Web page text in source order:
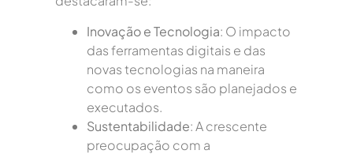
Inovação e Tecnologia: O impacto
das ferramentas digitais e das
novas tecnologias na maneira
como os eventos são planejados e
executados.
Sustentabilidade: A crescente
preocupação com a